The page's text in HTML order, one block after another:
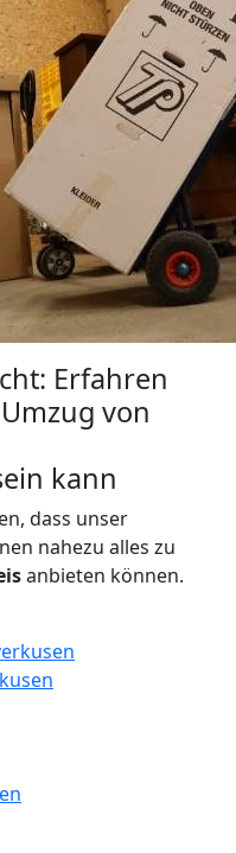
Erfahren
von
kann
dass unser
nahezu alles zu
anbieten können.